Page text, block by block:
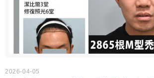
2026-04-05